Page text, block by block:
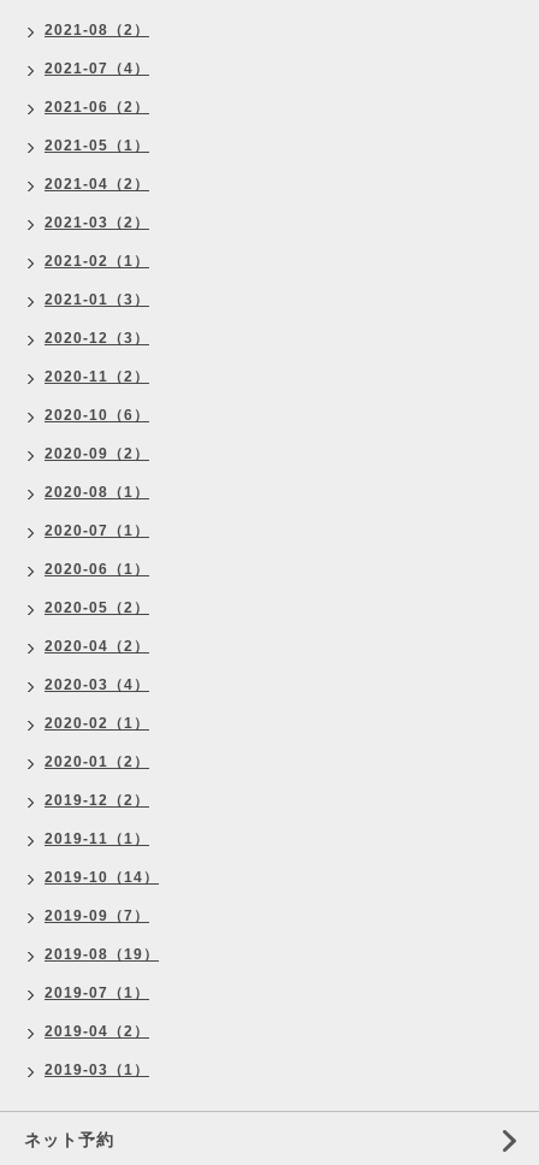
2021-08（2）
2021-07（4）
2021-06（2）
2021-05（1）
2021-04（2）
2021-03（2）
2021-02（1）
2021-01（3）
2020-12（3）
2020-11（2）
2020-10（6）
2020-09（2）
2020-08（1）
2020-07（1）
2020-06（1）
2020-05（2）
2020-04（2）
2020-03（4）
2020-02（1）
2020-01（2）
2019-12（2）
2019-11（1）
2019-10（14）
2019-09（7）
2019-08（19）
2019-07（1）
2019-04（2）
2019-03（1）
ネット予約